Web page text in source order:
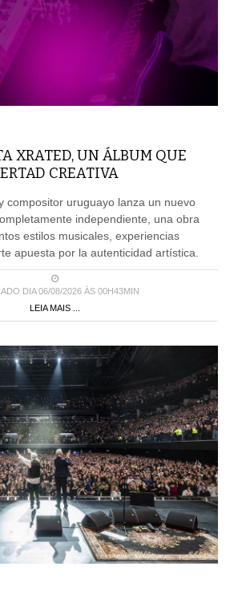
XRATED, UN ÁLBUM QUE
CREATIVA
compositor uruguayo lanza un nuevo
independiente, una obra
estilos musicales, experiencias
apuesta por la autenticidad artística.
DIA 06/08/2026 ÀS 00H43MIN
LEIA MAIS ...